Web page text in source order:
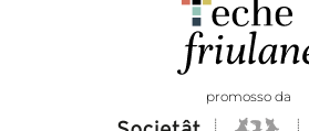
promosso da